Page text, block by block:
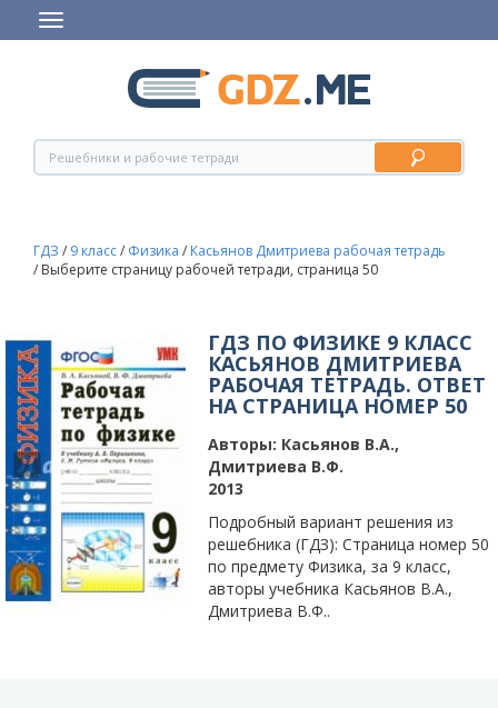
ГДЗ / 9 класс/ Физика / Касьянов Дмитриева рабочая тетрадь
/ Выберите страницу рабочей тетради, страница 50
ГДЗ ПО ФИЗИКЕ 9 КЛАСС
КАСЬЯНОВ ДМИТРИЕВА
РАБОЧАЯ ТЕТРАДЬ. ОТВЕТ
НА СТРАНИЦА НОМЕР 50
Авторы: Касьянов В.А.,
Дмитриева В.Ф.
2013
Подробный вариант решения из
решебника (ГДЗ): Страница номер 50
по предмету Физика, за 9 класс,
авторы учебника Касьянов В.А.,
Дмитриева В.Ф..